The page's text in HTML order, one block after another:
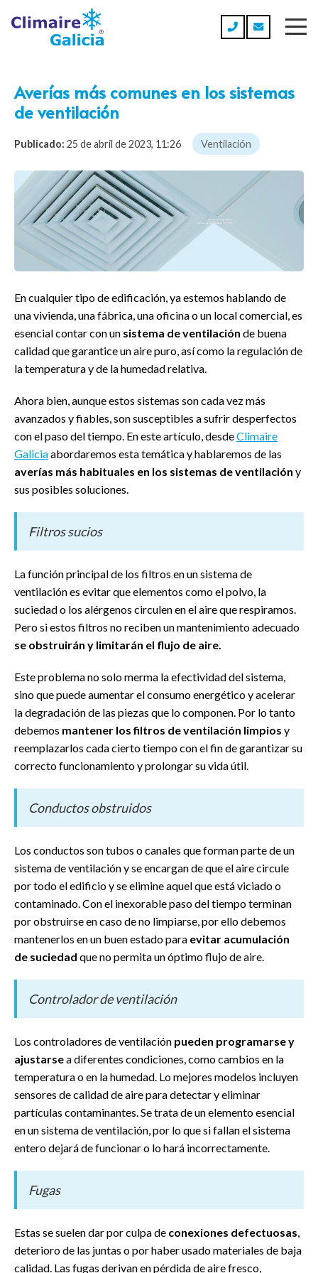
Averías más comunes en los sistemas
de ventilación
Publicado: 25 de abril de 2023, 11:26 Ventilación
En cualquier tipo de edificación, ya estemos hablando de
una vivienda, una fábrica, una oficina o un local comercial, es
esencial contar con un sistema de ventilación de buena
calidad que garantice un aire puro, así como la regulación de
la temperatura y de la humedad relativa.
Ahora bien, aunque estos sistemas son cada vez más
avanzados y fiables, son susceptibles a sufrir desperfectos
con el paso del tiempo. En este artículo, desdeClimaire
Galiciaabordaremos esta temática y hablaremos de las
averías más habituales en los sistemas de ventilación y
sus posibles soluciones.
Filtros sucios
La función principal de los filtros en un sistema de
ventilación es evitar que elementos como el polvo, la
suciedad o los alérgenos circulen en el aire que respiramos.
Pero si estos filtros no reciben un mantenimiento adecuado
se obstruirán y limitarán el flujo de aire.
Este problema no solo merma la efectividad del sistema,
sino que puede aumentar el consumo energético y acelerar
la degradación de las piezas que lo componen. Por lo tanto
debemos mantener los filtros de ventilación limpios y
reemplazarlos cada cierto tiempo con el fin de garantizar su
correcto funcionamiento y prolongar su vida útil.
Conductos obstruidos
Los conductos son tubos o canales que forman parte de un
sistema de ventilación y se encargan de que el aire circule
por todo el edificio y se elimine aquel que está viciado o
contaminado. Con el inexorable paso del tiempo terminan
por obstruirse en caso de no limpiarse, por ello debemos
mantenerlos en un buen estado para evitar acumulación
de suciedad que no permita un óptimo flujo de aire.
Controlador de ventilación
Los controladores de ventilación pueden programarse y
ajustarsea diferentes condiciones, como cambios en la
temperatura o en la humedad. Lo mejores modelos incluyen
sensores de calidad de aire para detectar y eliminar
partículas contaminantes. Se trata de un elemento esencial
en un sistema de ventilación, por lo que si fallan el sistema
entero dejará de funcionar o lo hará incorrectamente.
Fugas
Estas se suelen dar por culpa de conexiones defectuosas,
deterioro de las juntas o por haber usado materiales de baja
calidad. Las fugas derivan en pérdida de aire fresco,